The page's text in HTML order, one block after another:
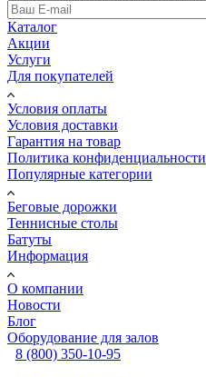
Каталог
Акции
Услуги
Для покупателей
Условия оплаты
Условия доставки
Гарантия на товар
Политика конфиденциальности
Популярные категории
Беговые дорожки
Теннисные столы
Батуты
Информация
О компании
Новости
Блог
Оборудование для залов
8 (800) 350-10-95